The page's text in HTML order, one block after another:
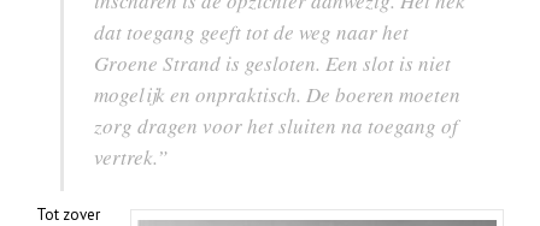
dat toegang geeft tot de weg naar het
Groene Strand is gesloten. Een slot is niet
mogelijk en onpraktisch. De boeren moeten
zorg dragen voor het sluiten na toegang of
vertrek.”
Tot zover